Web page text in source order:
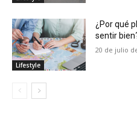
Lifestyle
¿Por qué
sentir
20 de julio